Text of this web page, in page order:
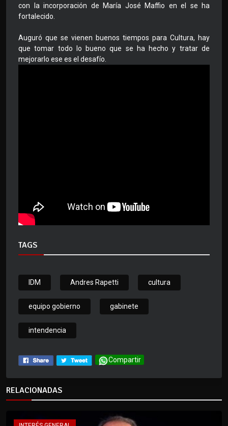
con la incorporación de María José Maffio en el se ha
fortalecido.
Auguró que se vienen buenos tiempos para Cultura, hay
que tomar todo lo bueno que se ha hecho y tratar de
mejorarlo ese es el desafío.
TAGS
IDM Andres Rapetti cultura
equipo gobierno gabinete
intendencia
Compartir
RELACIONADAS